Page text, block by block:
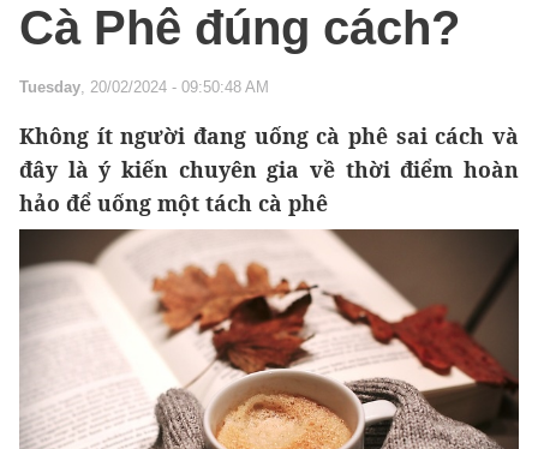
Cà Phê đúng cách?
Tuesday, 20/02/2024 - 09:50:48 AM
Không ít người đang uống cà phê sai cách và
đây là ý kiến chuyên gia về thời điểm hoàn
hảo để uống một tách cà phê